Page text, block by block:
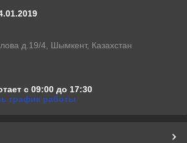
д.19/4, Шымкент, Казахстан
с 09:00 до 17:30
график работы